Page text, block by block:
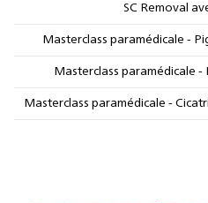
SC Removal
Masterclass paramédicale -
Masterclass paramédicale
Masterclass paramédicale -